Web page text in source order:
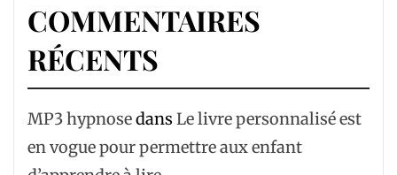
COMMENTAIRES
RÉCENTS
MP3 hypnosedans Le livre personnalisé est
en vogue pour permettre aux enfant